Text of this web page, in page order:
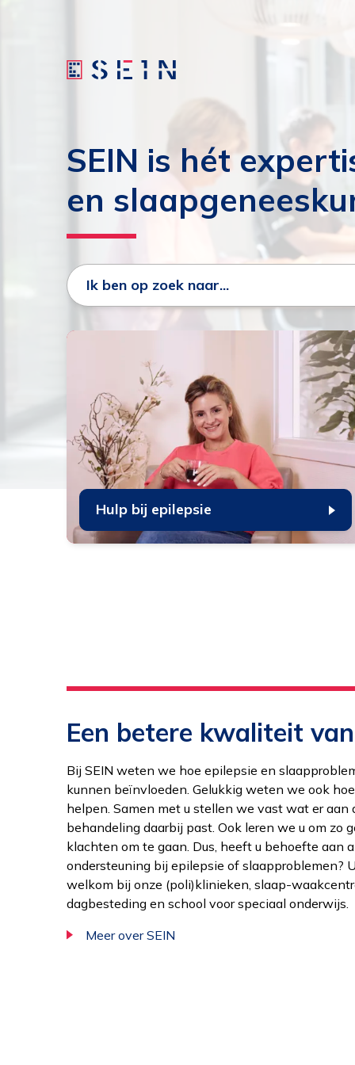
SEIN is hét
en
Open
Zoeken:
Ik ben op zoek naar...
Hulp bij epilepsie
Een betere kwaliteit
Bij SEIN weten we hoe epilepsie en
kunnen beïnvloeden. Gelukkig weten we ook
helpen. Samen met u stellen we vast wat er aan
behandeling daarbij past. Ook leren we u om zo
klachten om te gaan. Dus, heeft u behoefte aan
ondersteuning bij epilepsie of slaapproblemen?
welkom bij onze (poli)klinieken, slaap-
dagbesteding en school voor speciaal onderwijs.
Meer over SEIN